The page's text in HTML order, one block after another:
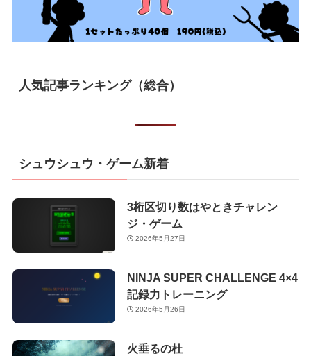
人気記事ランキング（総合）
シュウシュウ・ゲーム新着
3桁区切り数はやときチャレン
ジ・ゲーム
2026年5月27日
NINJA SUPER CHALLENGE 4×4
記録力トレーニング
2026年5月26日
火垂るの杜